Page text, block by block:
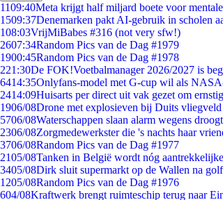
1109:40Meta krijgt half miljard boete voor
1509:37Denemarken pakt AI-gebruik in scholen
108:03VrijMiBabes #316 (not very sfw!)
2607:34Random Pics van de Dag #1979
1900:45Random Pics van de Dag #1978
221:30De FOK!Voetbalmanager 2026/2027 is
6414:35Onlyfans-model met G-cup wil als
2414:09Huisarts per direct uit vak gezet om
1906/08Drone met explosieven bij Duits
5706/08Waterschappen slaan alarm wegens
2306/08Zorgmedewerkster die 's nachts haar
3706/08Random Pics van de Dag #1977
2105/08Tanken in België wordt nóg
3405/08Dirk sluit supermarkt op de Wallen na
1205/08Random Pics van de Dag #1976
604/08Kraftwerk brengt ruimteschip terug naar